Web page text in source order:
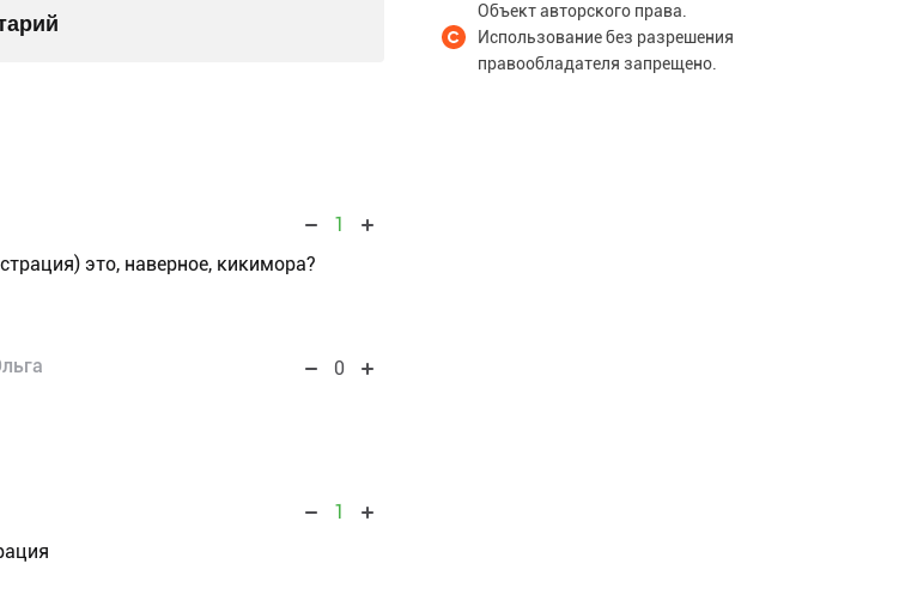
1
это, наверное, кикимора?
0
1
Объект авторского права.
Использование без разрешения
правообладателя запрещено.